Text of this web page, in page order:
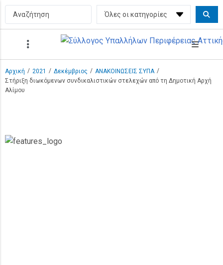
Αρχική / 2021 / Δεκέμβριος / ΑΝΑΚΟΙΝΩΣΕΙΣ ΣΥΠΑ /
Στήριξη διωκόμενων συνδικαλιστικών στελεχών από τη Δημοτική Αρχή
Αλίμου